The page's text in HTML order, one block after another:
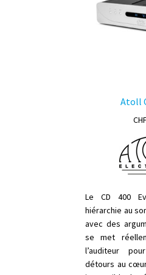
Atoll
Le CD 400
hiérarchie au
avec des
se met
l’auditeur
détours au